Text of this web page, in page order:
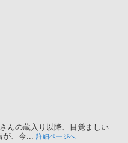
んの蔵入り以降、目覚ましい
が、今... 詳細ページへ